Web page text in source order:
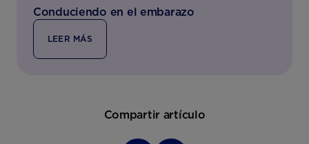
Conduciendo en el embarazo
LEER MÁS
Compartir artículo